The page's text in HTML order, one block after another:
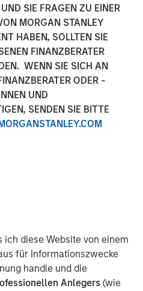
SIE FRAGEN ZU EINER
MORGAN STANLEY
HABEN, SOLLTEN SIE
FINANZBERATER
WENN SIE SICH AN
ODER -
UND
SENDEN SIE BITTE
diese Website von einem
für Informationszwecke
handle und die
Anlegers(wie
a leading ambulatory
ophthalmology market,
with Brooks Eye
ophthalmology practice
Stanley Private Credit
of the partnership.
in the financing